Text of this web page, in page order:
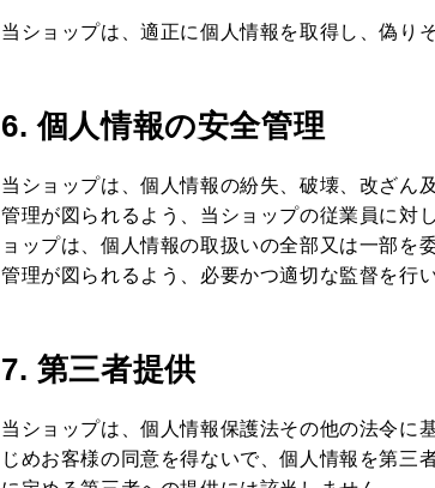
当ショップは、適正に個人情報を取得し、偽り
6. 個人情報の安全管理
当ショップは、個人情報の紛失、破壊、改ざん
管理が図られるよう、当ショップの従業員に対
ョップは、個人情報の取扱いの全部又は一部を
管理が図られるよう、必要かつ適切な監督を行い
7. 第三者提供
当ショップは、個人情報保護法その他の法令に
じめお客様の同意を得ないで、個人情報を第三